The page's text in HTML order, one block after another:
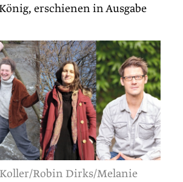
erschienen in Ausgabe
Robin Dirks/Melanie